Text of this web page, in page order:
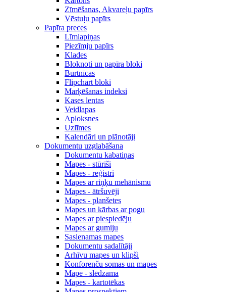
Zīmēšanas, Akvareļu papīrs
Vēstuļu papīrs
Papīra preces
Līmlapiņas
Piezīmju papīrs
Klades
Bloknoti un papīra bloki
Burtnīcas
Flipchart bloki
Marķēšanas indeksi
Kases lentas
Veidlapas
Aploksnes
Uzlīmes
Kalendāri un plānotāji
Dokumentu uzglabāšana
Dokumentu kabatiņas
Mapes - stūrīši
Mapes - reģistri
Mapes ar riņķu mehānismu
Mapes - ātršuvēji
Mapes - planšetes
Mapes un kārbas ar pogu
Mapes ar piespiedēju
Mapes ar gumiju
Sasienamas mapes
Dokumentu sadalītāji
Arhīvu mapes un klipši
Konforenču somas un mapes
Mape - slēdzama
Mapes - kartotēkas